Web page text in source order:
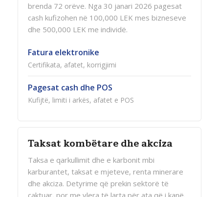
brenda 72 orëve. Nga 30 janari 2026 pagesat
cash kufizohen në 100,000 LEK mes bizneseve
dhe 500,000 LEK me individë.
Fatura elektronike
Certifikata, afatet, korrigjimi
Pagesat cash dhe POS
Kufijtë, limiti i arkës, afatet e POS
Taksat kombëtare dhe akciza
Taksa e qarkullimit dhe e karbonit mbi
karburantet, taksat e mjeteve, renta minerare
dhe akciza. Detyrime që prekin sektorë të